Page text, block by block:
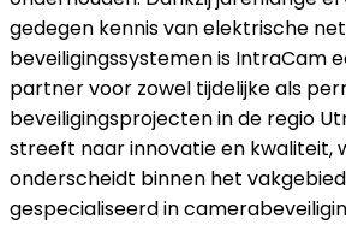
gedegen kennis van elektrische
beveiligingssystemen is IntraCam
partner voor zowel tijdelijke als
beveiligingsprojecten in de regio
streeft naar innovatie en kwaliteit,
onderscheidt binnen het
gespecialiseerd in